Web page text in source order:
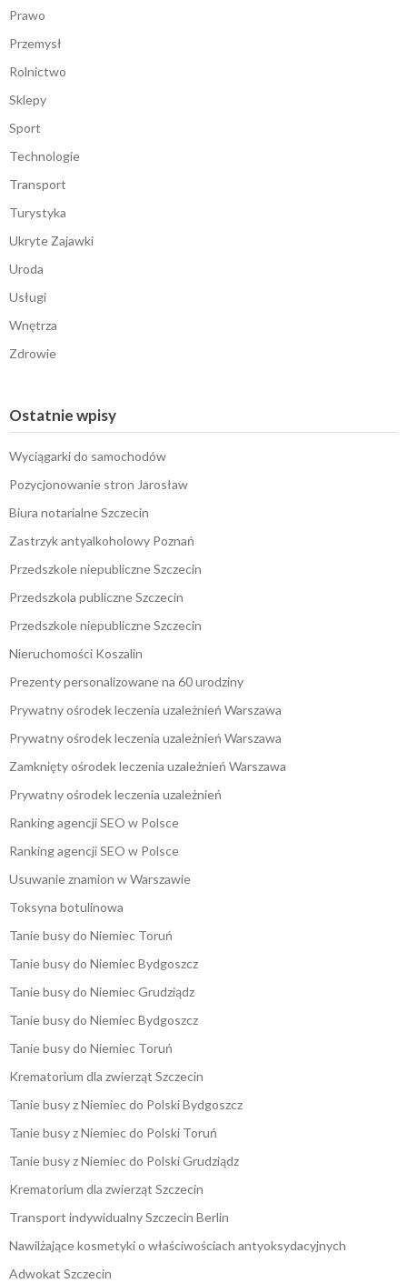
Prawo
Przemysł
Rolnictwo
Sklepy
Sport
Technologie
Transport
Turystyka
Ukryte Zajawki
Uroda
Usługi
Wnętrza
Zdrowie
Ostatnie wpisy
Wyciągarki do samochodów
Pozycjonowanie stron Jarosław
Biura notarialne Szczecin
Zastrzyk antyalkoholowy Poznań
Przedszkole niepubliczne Szczecin
Przedszkola publiczne Szczecin
Przedszkole niepubliczne Szczecin
Nieruchomości Koszalin
Prezenty personalizowane na 60 urodziny
Prywatny ośrodek leczenia uzależnień Warszawa
Prywatny ośrodek leczenia uzależnień Warszawa
Zamknięty ośrodek leczenia uzależnień Warszawa
Prywatny ośrodek leczenia uzależnień
Ranking agencji SEO w Polsce
Ranking agencji SEO w Polsce
Usuwanie znamion w Warszawie
Toksyna botulinowa
Tanie busy do Niemiec Toruń
Tanie busy do Niemiec Bydgoszcz
Tanie busy do Niemiec Grudziądz
Tanie busy do Niemiec Bydgoszcz
Tanie busy do Niemiec Toruń
Krematorium dla zwierząt Szczecin
Tanie busy z Niemiec do Polski Bydgoszcz
Tanie busy z Niemiec do Polski Toruń
Tanie busy z Niemiec do Polski Grudziądz
Krematorium dla zwierząt Szczecin
Transport indywidualny Szczecin Berlin
Nawilżające kosmetyki o właściwościach antyoksydacyjnych
Adwokat Szczecin